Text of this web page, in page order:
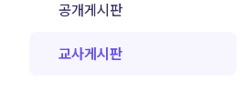
공개게시판
교사게시판